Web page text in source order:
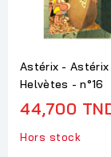
Astérix -
Helvètes - n°16
44,700
Hors stock